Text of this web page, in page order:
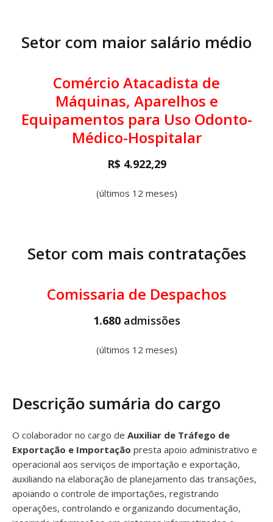
Setor com maior salário médio
Comércio Atacadista de
Máquinas, Aparelhos e
Equipamentos para Uso Odonto-
Médico-Hospitalar
R$ 4.922,29
(últimos 12 meses)
Setor com mais contratações
Comissaria de Despachos
1.680 admissões
(últimos 12 meses)
Descrição sumária do cargo
O colaborador no cargo de Auxiliar de Tráfego de
Exportação e Importação presta apoio administrativo e
operacional aos serviços de importação e exportação,
auxiliando na elaboração de planejamento das transações,
apoiando o controle de importações, registrando
operações, controlando e organizando documentação,